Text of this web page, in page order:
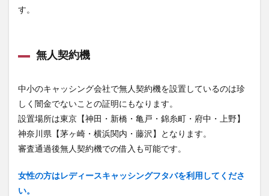
す。
無人契約機
中小のキャッシング会社で無人契約機を設置しているのは珍
しく闇金でないことの証明にもなります。
設置場所は東京【神田・新橋・亀戸・錦糸町・府中・上野】
神奈川県【茅ヶ崎・横浜関内・藤沢】となります。
審査通過後無人契約機での借入も可能です。
女性の方はレディースキャッシングフタバを利用してくださ
い。